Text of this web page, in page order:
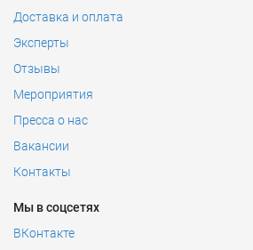
Доставка и оплата
Эксперты
Отзывы
Мероприятия
Пресса о нас
Вакансии
Контакты
Мы в соцсетях
ВКонтакте